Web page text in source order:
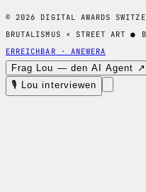
© 2026 DIGITAL AWARDS
BRUTALISMUS × STREET ART●
ERREICHBAR · ANEWERA
Frag Lou — den AI Agent ↗
🎙 Lou interviewen